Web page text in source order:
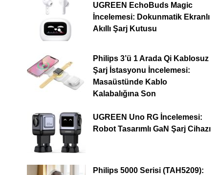
UGREEN EchoBuds Magic
İncelemesi: Dokunmatik Ekranlı
Akıllı Şarj Kutusu
Philips 3’ü 1 Arada Qi Kablosuz
Şarj İstasyonu İncelemesi:
Masaüstünde Kablo
Kalabalığına Son
UGREEN Uno RG İncelemesi:
Robot Tasarımlı GaN Şarj Cihazı
Philips 5000 Serisi (TAH5209):